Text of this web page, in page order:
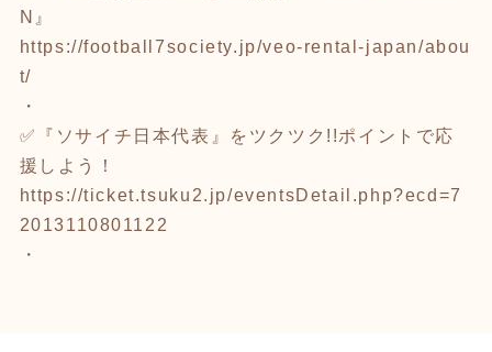
N』
https://football7society.jp/veo-rental-japan/abou
t/
・
✅『ソサイチ日本代表』をツクツク!!ポイントで応
援しよう！
https://ticket.tsuku2.jp/eventsDetail.php?ecd=7
2013110801122
・